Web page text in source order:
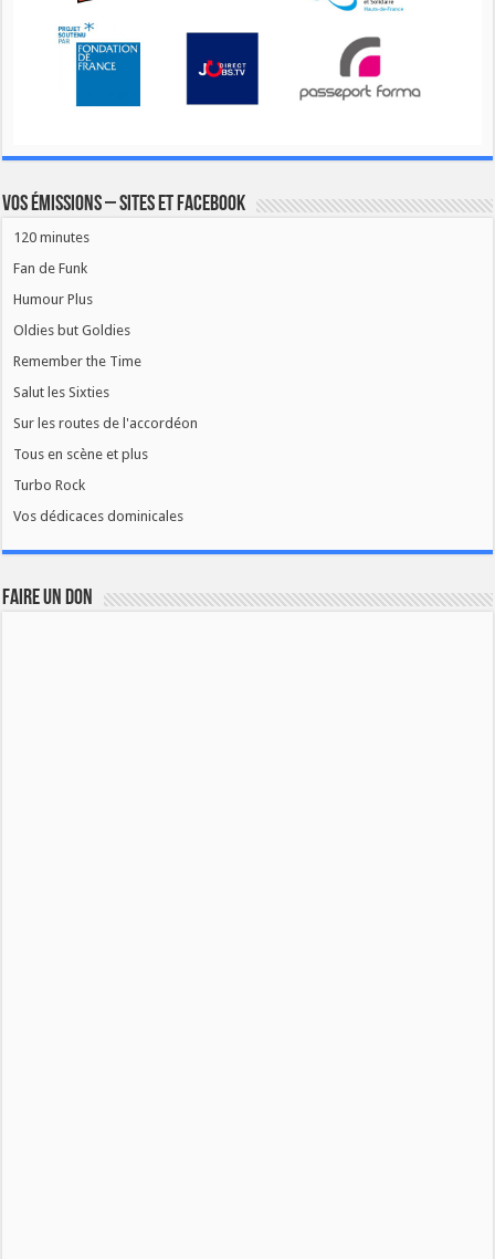
Vos émissions – Sites et Facebook
120 minutes
Fan de Funk
Humour Plus
Oldies but Goldies
Remember the Time
Salut les Sixties
Sur les routes de l'accordéon
Tous en scène et plus
Turbo Rock
Vos dédicaces dominicales
FAIRE UN DON